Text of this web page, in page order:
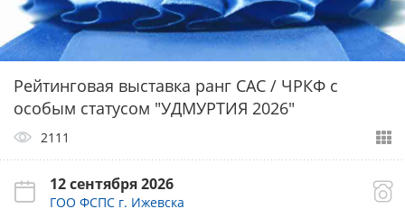
Рейтинговая выставка ранг САС / ЧРКФ с
особым статусом "УДМУРТИЯ 2026"
2111
12 сентября 2026
ГОО ФСПС г. Ижевска